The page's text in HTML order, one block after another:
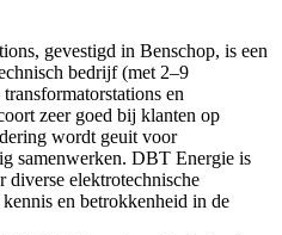
gevestigd in Benschop, is een
bedrijf (met 2–9
en
zeer goed bij klanten op
wordt geuit voor
samenwerken. DBT Energie is
diverse elektrotechnische
en betrokkenheid in de